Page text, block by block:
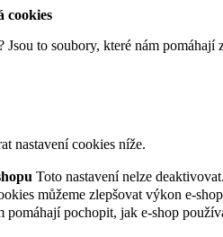
cookies
Jsou to soubory, které nám
nastavení cookies níže.
Toto nastavení nelze
můžeme zlepšovat výkon e-
pomáhají pochopit, jak e-shop